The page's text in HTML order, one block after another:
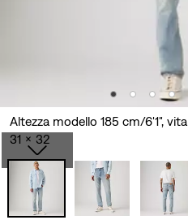
Altezza modello 185 cm/6'1",
31 x 32